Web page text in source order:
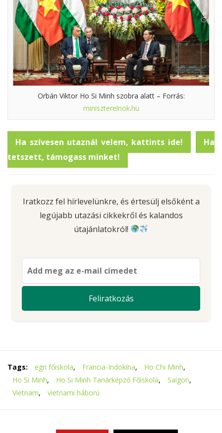
Orbán Viktor Ho Si Minh szobra alatt – Forrás:
miniszterelnok.hu
Ha szívesen utaznál velem, kattints ide!
Ha
tetszett, támogass minket!
Iratkozz fel hírlevelünkre, és értesülj elsőként a
legújabb utazási cikkekről és kalandos
útajánlatokról!
Tags: egri főiskola, Francia-Indokína, Ho Chi Minh,
Ho Si Minh, Ho Si Minh Tanárképző Főiskola, Saigon,
Vietnam, vietnami háború